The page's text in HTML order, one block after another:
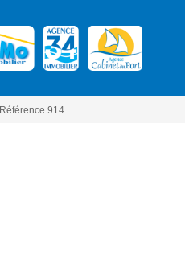
Référence 914